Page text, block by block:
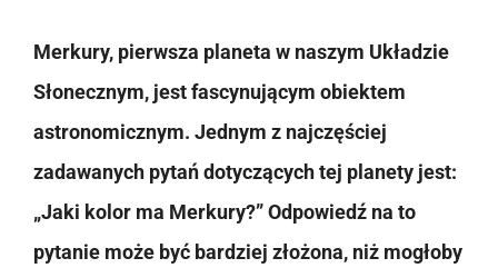
Merkury, pierwsza planeta w naszym Układzie
Słonecznym, jest fascynującym obiektem
astronomicznym. Jednym z najczęściej
zadawanych pytań dotyczących tej planety jest:
„Jaki kolor ma Merkury?” Odpowiedź na to
pytanie może być bardziej złożona, niż mogłoby